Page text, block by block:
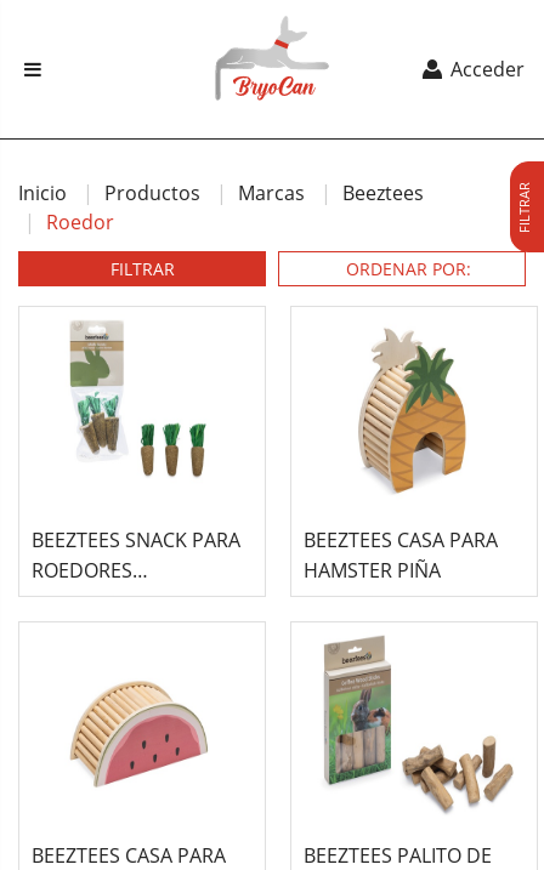
Acceder
Inicio Productos Marcas
Beeztees
Roedor
FILTRAR
FILTRAR
BEEZTEES SNACK PARA
ROEDORES
ZANAHORIAS DE ALFAFA
3UDS
BEEZTEES CASA PARA
HAMSTER PIÑA
BEEZTEES CASA PARA
BEEZTEES PALITO DE